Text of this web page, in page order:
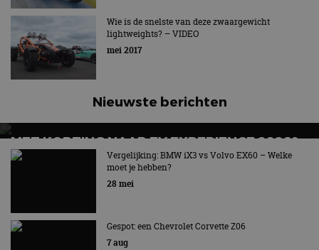
Wie is de snelste van deze zwaargewicht
lightweights? – VIDEO
mei 2017
Nieuwste berichten
MET KORTING NAAR EV EXPERIENCE 2026?
AUTORAI REGELT HET!
EV Experience 2026 van 24 tot 26 september
Vergelijking: BMW iX3 vs Volvo EX60 – Welke
moet je hebben?
28 mei
Gespot: een Chevrolet Corvette Z06
7 aug